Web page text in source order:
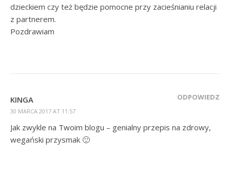
dzieckiem czy też będzie pomocne przy zacieśnianiu relacji
z partnerem.
Pozdrawiam
KINGA
30 MARCA 2017 AT 11:57
ODPOWIEDZ
Jak zwykle na Twoim blogu – genialny przepis na zdrowy,
wegański przysmak 🙂